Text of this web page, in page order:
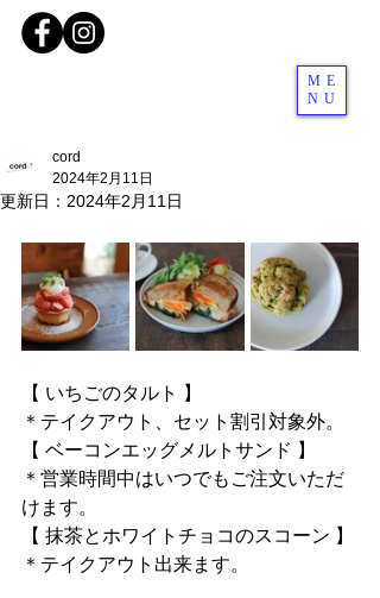
ME
NU
cord
2024年2月11日
更新日： 2024年2月11日
【 いちごのタルト 】
＊テイクアウト、セット割引対象外。
【 ベーコンエッグメルトサンド 】
＊営業時間中はいつでもご注文いただ
けます。
【 抹茶とホワイトチョコのスコーン 】
＊テイクアウト出来ます。